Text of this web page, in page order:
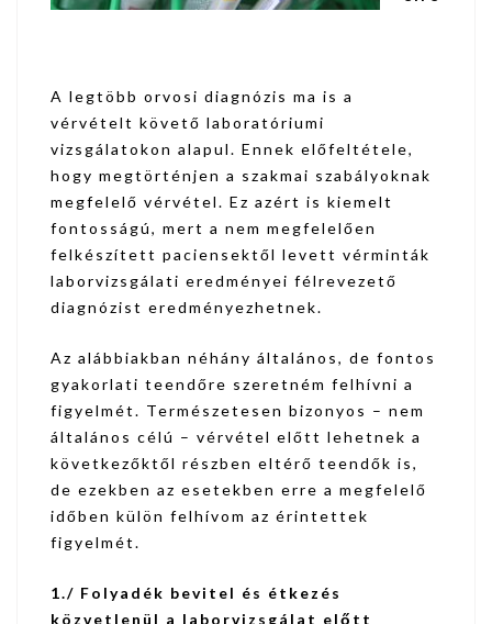
A legtöbb orvosi diagnózis ma is a
vérvételt követő laboratóriumi
vizsgálatokon alapul. Ennek előfeltétele,
hogy megtörténjen a szakmai szabályoknak
megfelelő vérvétel. Ez azért is kiemelt
fontosságú, mert a nem megfelelően
felkészített paciensektől levett vérminták
laborvizsgálati eredményei félrevezető
diagnózist eredményezhetnek.
Az alábbiakban néhány általános, de fontos
gyakorlati teendőre szeretném felhívni a
figyelmét. Természetesen bizonyos – nem
általános célú – vérvétel előtt lehetnek a
következőktől részben eltérő teendők is,
de ezekben az esetekben erre a megfelelő
időben külön felhívom az érintettek
figyelmét.
1./ Folyadék bevitel és étkezés
közvetlenül a laborvizsgálat előtt